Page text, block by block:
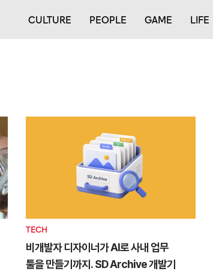
CULTURE PEOPLE GAME LIFE
TECH
비개발자 디자이너가 AI로 사내 업무
툴을 만들기까지. SD Archive 개발기